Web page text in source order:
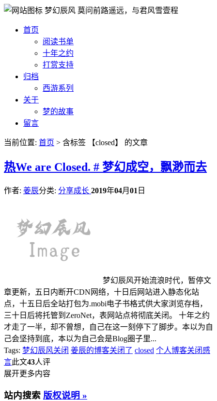
梦幻辰风 莫问前路遥远，与君风雪壹程
首页
阅读书单
十年之约
打赏支持
归档
西游系列
关于
梦的故事
留言
当前位置: 首页 > 含标签 【closed】 的文章
热We are Closed. # 梦幻成空，飘渺而去
作者: 姜辰分类: 分享成长 2019年04月 01 日
梦幻辰风开始流浪时代，暂停文
章更新，五日内断开CDN网络，十日后网站进入静态化站
点，十五日后全站打包为.mobi电子书格式供大家浏览存档，
三十日后将托管到ZeroNet，表网站点将彻底关闭。 十年之约
才走了一半，却不曾想，自己在这一刻停下了脚步。本以为自
己会坚持到底，本以为自己会是Blog圈子里...
Tags: 梦幻辰风关闭 姜辰的博客关闭了 closed 个人博客关闭感
言此文43人评
展开更多内容
站内搜索 版权说明 »